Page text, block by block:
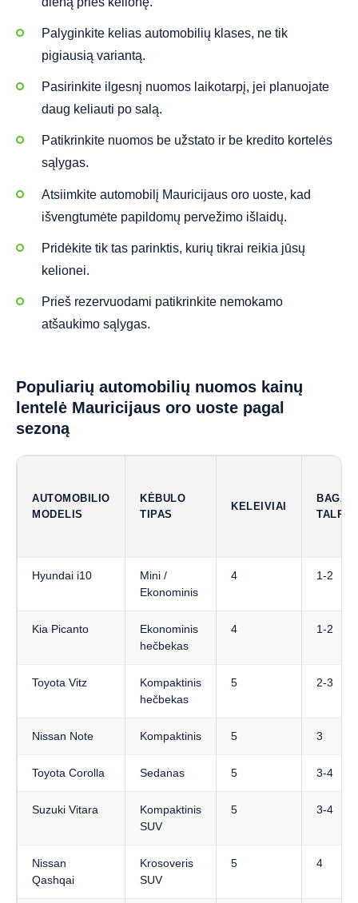
Palyginkite kelias automobilių klases, ne tik
pigiausią variantą.
Pasirinkite ilgesnį nuomos laikotarpį, jei planuojate
daug keliauti po salą.
Patikrinkite nuomos be užstato ir be kredito kortelės
sąlygas.
Atsiimkite automobilį Mauricijaus oro uoste, kad
išvengtumėte papildomų pervežimo išlaidų.
Pridėkite tik tas parinktis, kurių tikrai reikia jūsų
kelionei.
Prieš rezervuodami patikrinkite nemokamo
atšaukimo sąlygas.
Populiarių automobilių nuomos kainų
lentelė Mauricijaus oro uoste pagal
sezoną
AUTOMOBILIO
MODELIS
KĖBULO
TIPAS
KELEIVIAI
TALPA
Hyundai i10
Mini /
Ekonominis
4 1-2
Kia Picanto
Ekonominis
hečbekas
4 1-2
Toyota Vitz
Kompaktinis
hečbekas
5 2-3
Nissan Note Kompaktinis 5 3
Toyota Corolla Sedanas 5 3-4
Suzuki Vitara
Kompaktinis
SUV
5 3-4
Nissan
Qashqai
Krosoveris
SUV
5 4